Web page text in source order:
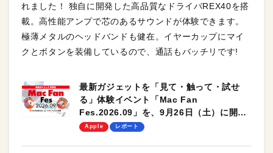
れました！ 独自に開発した高品質なドライバREX40を搭
載。高性能アンプで芯のあるサウンドが体験できます。
極薄メタルのヘッドバンドも健在。イヤーカップにマイ
クとボタンを装備しているので、通話もバッチリです!
最新ガジェットを「見て・触って・試せ
る」体験イベント「Mac Fan
Fes.2026.09」を、9月26日（土）に開催
します！
Apple レポート